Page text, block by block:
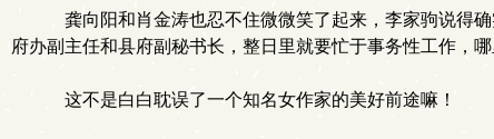
龚向阳和肖金涛也忍不住微微笑了起来，李家驹说得
府办副主任和县府副秘书长，整日里就要忙于事务性工作，
这不是白白耽误了一个知名女作家的美好前途嘛！